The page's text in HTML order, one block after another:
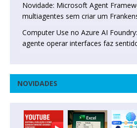
Novidade: Microsoft Agent
multiagentes sem criar um
Computer Use no Azure AI
agente operar interfaces faz
NOVIDADES